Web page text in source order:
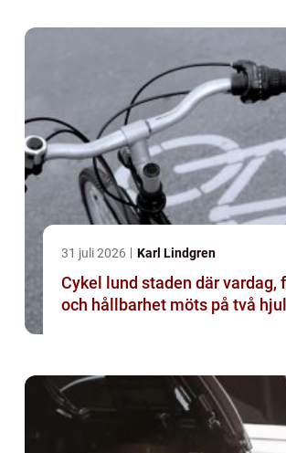
31 juli 2026 Karl Lindgren
Cykel lund staden där vardag, frihet
och hållbarhet möts på två hjul